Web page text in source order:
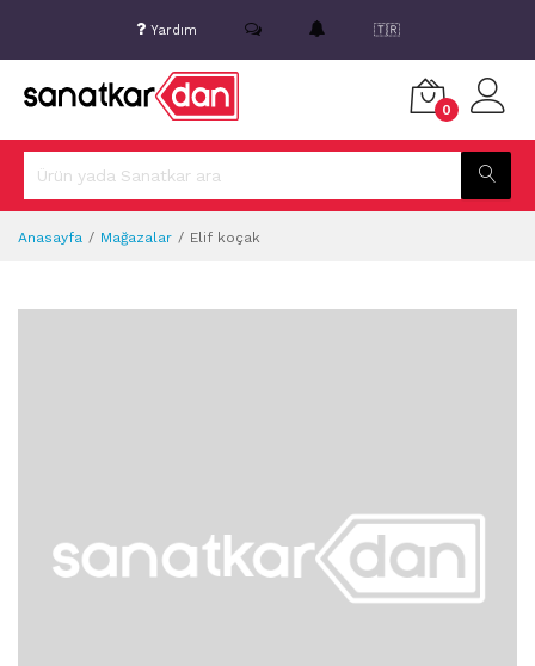
Yardım 🇹🇷
0
Anasayfa Mağazalar Elif koçak